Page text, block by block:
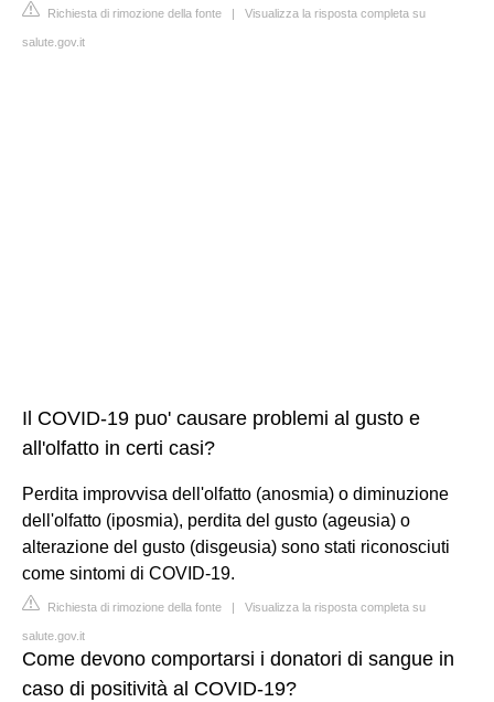
Richiesta di rimozione della fonte | Visualizza la risposta completa su
salute.gov.it
Il COVID-19 puo' causare problemi al gusto e
all'olfatto in certi casi?
Perdita improvvisa dell'olfatto (anosmia) o diminuzione
dell'olfatto (iposmia), perdita del gusto (ageusia) o
alterazione del gusto (disgeusia) sono stati riconosciuti
come sintomi di COVID-19.
Richiesta di rimozione della fonte | Visualizza la risposta completa su
salute.gov.it
Come devono comportarsi i donatori di sangue in
caso di positività al COVID-19?